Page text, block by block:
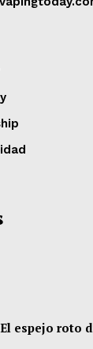
espejo roto